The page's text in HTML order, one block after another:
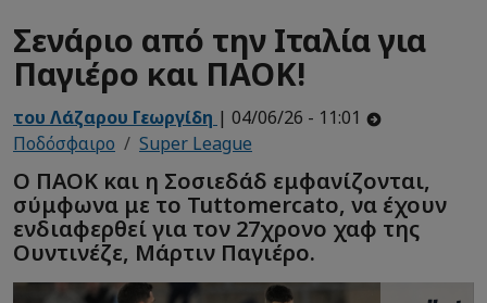
Σενάριο από την Ιταλία για
Παγιέρο και ΠΑΟΚ!
του Λάζαρου Γεωργίδη | 04/06/26 - 11:01
Ποδόσφαιρο
Super League
Ο ΠΑΟΚ και η Σοσιεδάδ εμφανίζονται,
σύμφωνα με το Tuttomercato, να έχουν
ενδιαφερθεί για τον 27χρονο χαφ της
Ουντινέζε, Μάρτιν Παγιέρο.